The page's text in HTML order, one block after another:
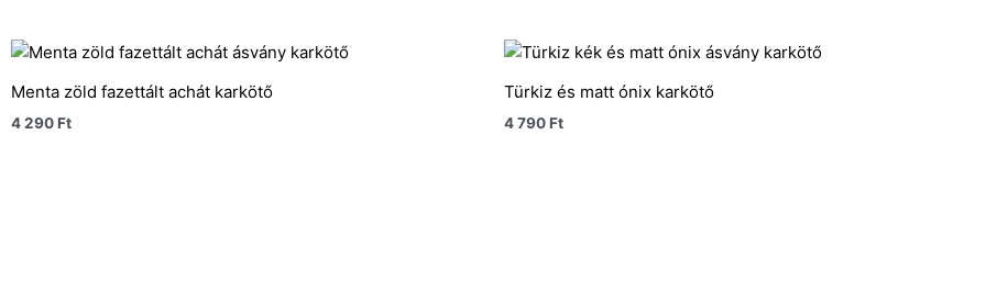
Menta zöld fazettált achát karkötő
4 290Ft
Türkiz és matt ónix karkötő
4 790Ft